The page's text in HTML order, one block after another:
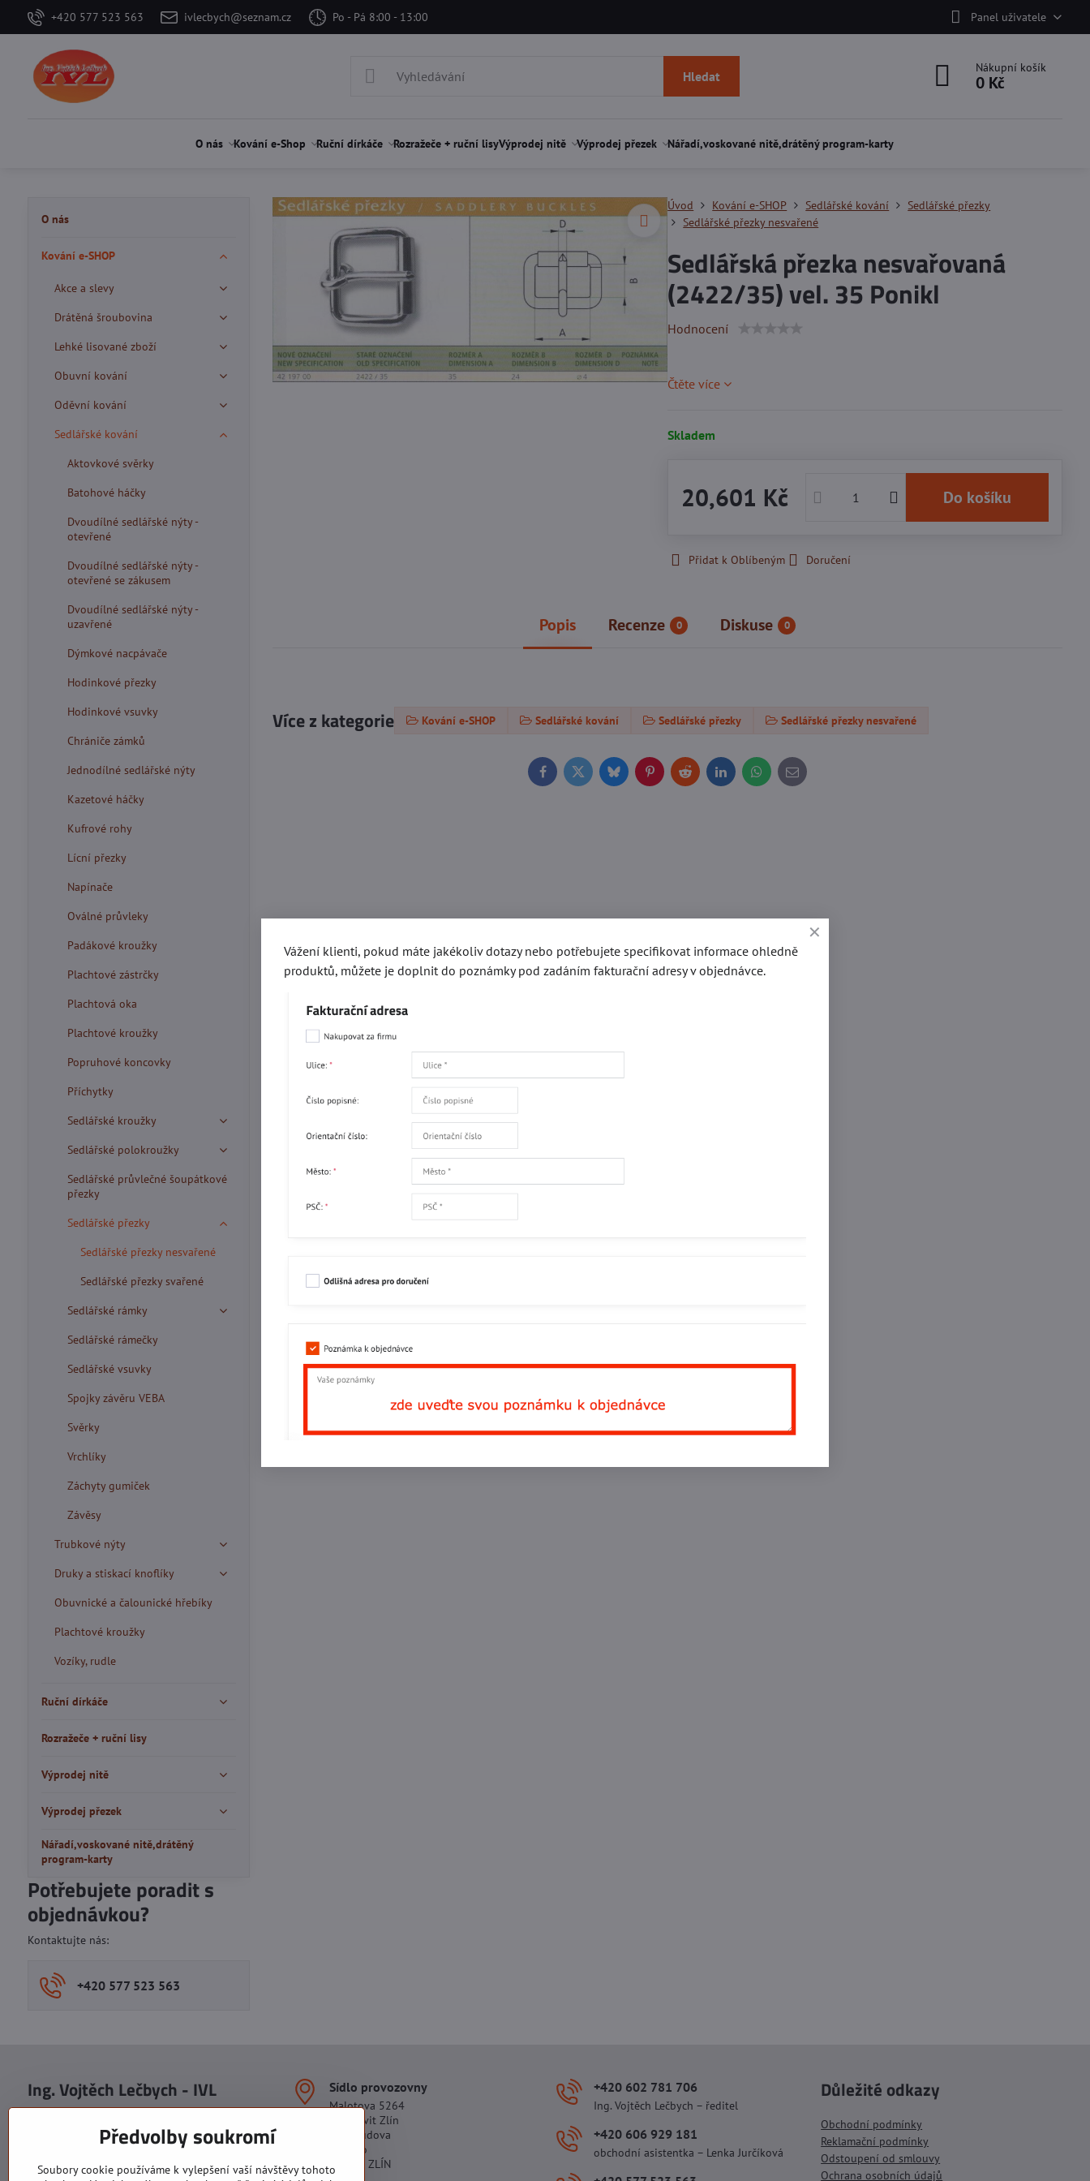
+420 577 523 563 ivlecbych@seznam.cz Po - Pá 8:00 - 13:00 Panel uživatele
Hledat
Nákupní košík
0 Kč
O nás Kování e-Shop Ruční dírkáče Rozražeče + ruční lisyVýprodej nitě Výprodej přezek Nářadí,voskované nitě,drátěný program-karty
Úvod Kování e-SHOP Sedlářské kování
Sedlářské přezky
Sedlářské přezky nesvařené
Sedlářská přezka nesvařovaná
(2422/35) vel. 35 Ponikl
Hodnocení
Čtěte více
Skladem
20,601 Kč Do košíku
Přidat k Oblíbeným Doručení
Popis Recenze 0 Diskuse 0
Více z kategorie Kování e-SHOP Sedlářské kování Sedlářské přezky Sedlářské přezky nesvařené
FacebookTwitterBlueskyPinterestRedditLinkedInWhatsApp
E-
mail
O nás
Kování e-SHOP
Akce a slevy
Drátěná šroubovina
Lehké lisované zboží
Obuvní kování
Oděvní kování
Sedlářské kování
Aktovkové svěrky
Batohové háčky
Dvoudílné sedlářské nýty -
otevřené
Dvoudílné sedlářské nýty -
otevřené se zákusem
Dvoudílné sedlářské nýty -
uzavřené
Dýmkové nacpávače
Hodinkové přezky
Hodinkové vsuvky
Chrániče zámků
Jednodílné sedlářské nýty
Kazetové háčky
Kufrové rohy
Lícní přezky
Napínače
Oválné průvleky
Padákové kroužky
Plachtové zástrčky
Plachtová oka
Plachtové kroužky
Popruhové koncovky
Příchytky
Sedlářské kroužky
Sedlářské polokroužky
Sedlářské průvlečné šoupátkové
přezky
Sedlářské přezky
Sedlářské přezky nesvařené
Sedlářské přezky svařené
Sedlářské rámky
Sedlářské rámečky
Sedlářské vsuvky
Spojky závěru VEBA
Svěrky
Vrchlíky
Záchyty gumiček
Závěsy
Trubkové nýty
Druky a stiskací knoflíky
Obuvnické a čalounické hřebíky
Plachtové kroužky
Vozíky, rudle
Ruční dírkáče
Rozražeče + ruční lisy
Výprodej nitě
Výprodej přezek
Nářadí,voskované nitě,drátěný
program-karty
Potřebujete poradit s
objednávkou?
Kontaktujte nás:
+420 577 523 563
Ing. Vojtěch Lečbych - IVL
DIČ: CZ5602130809
Sídlo provozovny
Malotova 5264
Areál Svit Zlín
113. budova
1. patro
760 01 ZLÍN
+420 602 781 706
Ing. Vojtěch Lečbych – ředitel
+420 606 929 181
obchodní asistentka – Lenka Jurčíková
Důležité odkazy
Obchodní podmínky
Reklamační podmínky
Odstoupení od smlouvy
Ochrana osobních údajů
Předvolby soukromí
Soubory cookie používáme k vylepšení vaší návštěvy tohoto
Vážení klienti, pokud máte jakékoliv dotazy nebo potřebujete specifikovat informace ohledně
produktů, můžete je doplnit do poznámky pod zadáním fakturační adresy v objednávce.